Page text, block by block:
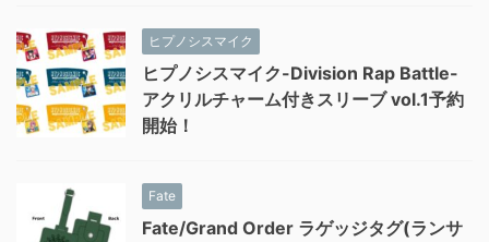
ヒプノシスマイク
ヒプノシスマイク-Division Rap Battle-
アクリルチャーム付きスリーブ vol.1予約
開始！
Fate
Fate/Grand Order ラゲッジタグ(ランサ